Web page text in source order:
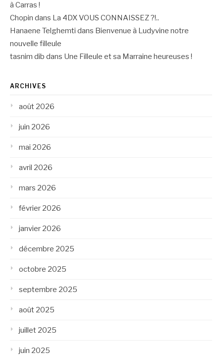
à Carras !
Chopin dans La 4DX VOUS CONNAISSEZ ?!..
Hanaene Telghemti dans Bienvenue à Ludyvine notre
nouvelle filleule
tasnim dib dans Une Filleule et sa Marraine heureuses !
ARCHIVES
août 2026
juin 2026
mai 2026
avril 2026
mars 2026
février 2026
janvier 2026
décembre 2025
octobre 2025
septembre 2025
août 2025
juillet 2025
juin 2025